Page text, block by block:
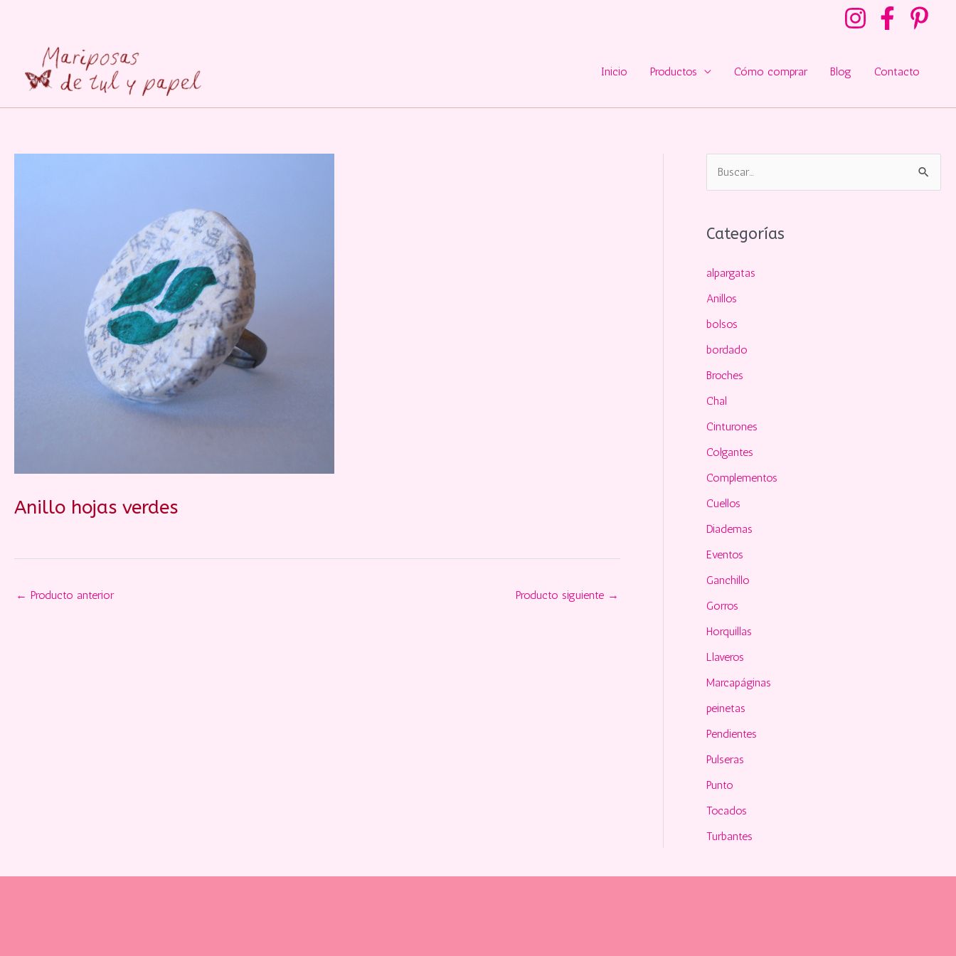
Inicio Productos Cómo comprar Blog Contacto
Anillo hojas verdes
← Producto anterior Producto siguiente →
u
c
r
p
o
r
:
Categorías
alpargatas
Anillos
bolsos
bordado
Broches
Chal
Cinturones
Colgantes
Complementos
Cuellos
Diademas
Eventos
Ganchillo
Gorros
Horquillas
Llaveros
Marcapáginas
peinetas
Pendientes
Pulseras
Punto
Tocados
Turbantes